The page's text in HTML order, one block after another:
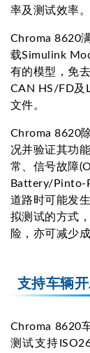
率及测试效率。
Chroma 8620
载Simulink
有的模型，免
CAN HS/FD及
文件。
Chroma 8620
况并验证其功
常、信号故障
Battery/Pinto-
道路时可能发
拟测试的方式
险，亦可减少
支持车辆
Chroma 8620
测试支持